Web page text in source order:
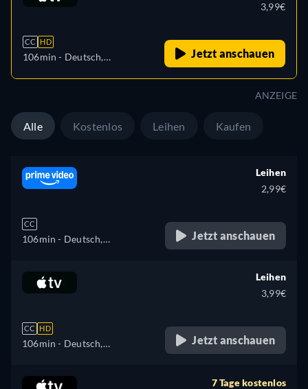
CC HD
106min - Deutsch,
3,99€
Jetzt anschauen
ANZEIGE
Alle Kostenlos Leihen Kaufen
CC
106min - Deutsch,
Leihen
2,99€
Jetzt anschauen
CC HD
106min - Deutsch,
Leihen
3,99€
Jetzt anschauen
7 Tage kostenlos